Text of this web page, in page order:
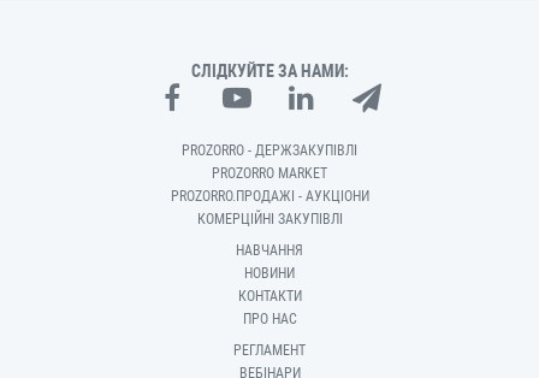
СЛІДКУЙТЕ ЗА НАМИ:
PROZORRO - ДЕРЖЗАКУПІВЛІ
PROZORRO MARKET
PROZORRO.ПРОДАЖІ - АУКЦІОНИ
КОМЕРЦІЙНІ ЗАКУПІВЛІ
НАВЧАННЯ
НОВИНИ
КОНТАКТИ
ПРО НАС
РЕГЛАМЕНТ
ВЕБІНАРИ